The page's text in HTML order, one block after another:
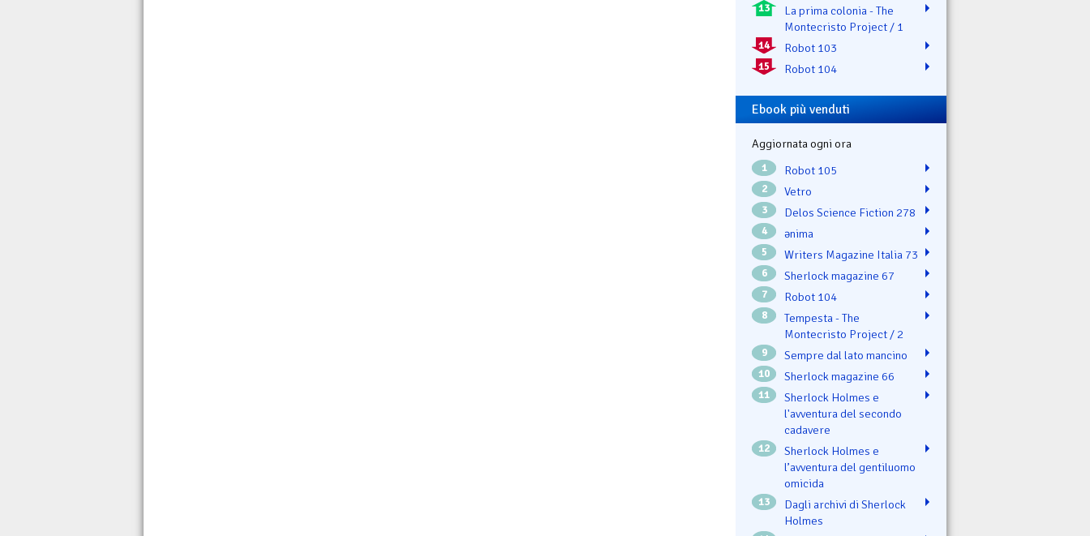
13
La prima colonia - The
Montecristo Project / 1
14 Robot 103
15 Robot 104
Ebook più venduti
Aggiornata ogni ora
1 Robot 105
2 Vetro
3 Delos Science Fiction 278
4 ənima
5 Writers Magazine Italia 73
6 Sherlock magazine 67
7 Robot 104
8
Tempesta - The
Montecristo Project / 2
9 Sempre dal lato mancino
10 Sherlock magazine 66
11
Sherlock Holmes e
l'avventura del secondo
cadavere
12
Sherlock Holmes e
l’avventura del gentiluomo
omicida
13
Dagli archivi di Sherlock
Holmes